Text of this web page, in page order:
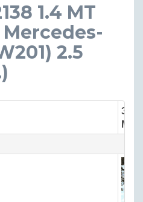
1.4 MT
Mercedes-
2.5